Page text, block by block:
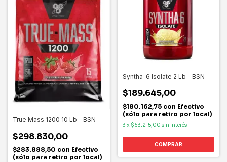
True Mass 1200 10 Lb - BSN
$298.830,00
$283.888,50 con Efectivo
(sólo para retiro por local)
Syntha-6 Isolate 2 Lb - BSN
$189.645,00
$180.162,75 con Efectivo
(sólo para retiro por local)
3 x $63.215,00 sin interés
COMPRAR